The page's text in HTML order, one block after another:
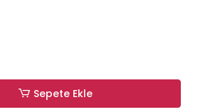
Sepete Ekle